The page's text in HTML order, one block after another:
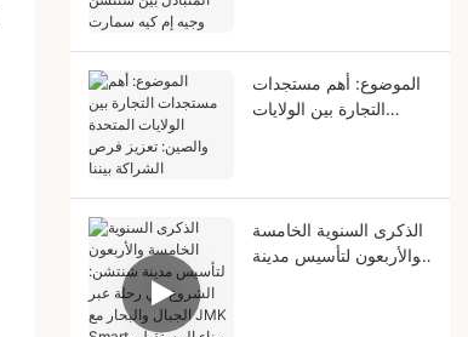
الموضوع: أهم مستجدات
التجارة بين الولايات
الذكرى السنوية الخامسة
والأربعون لتأسيس مدينة